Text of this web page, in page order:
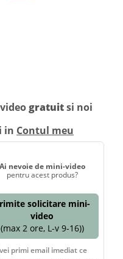
gratuitsi noi
in Contul meu
Ai nevoie de mini-video
pentru acest produs?
solicitare mini-
video
(max 2 ore, L-v 9-16))
primi email imediat ce